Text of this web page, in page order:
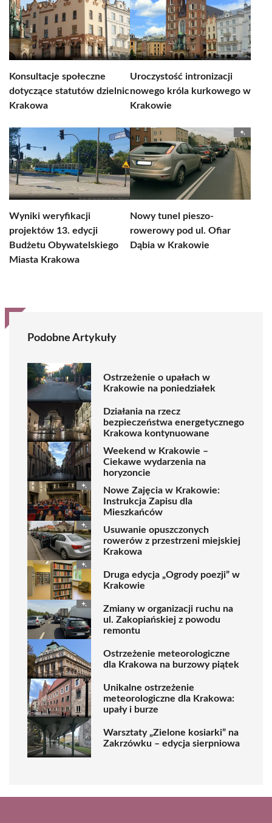
Konsultacje społeczne
dotyczące statutów dzielnic
Krakowa
Uroczystość intronizacji
nowego króla kurkowego w
Krakowie
Wyniki weryfikacji
projektów 13. edycji
Budżetu Obywatelskiego
Miasta Krakowa
Nowy tunel pieszo-
rowerowy pod ul. Ofiar
Dąbia w Krakowie
Podobne Artykuły
Ostrzeżenie o upałach w
Krakowie na poniedziałek
Działania na rzecz
bezpieczeństwa energetycznego
Krakowa kontynuowane
Weekend w Krakowie –
Ciekawe wydarzenia na
horyzoncie
Nowe Zajęcia w Krakowie:
Instrukcja Zapisu dla
Mieszkańców
Usuwanie opuszczonych
rowerów z przestrzeni miejskiej
Krakowa
Druga edycja „Ogrody poezji” w
Krakowie
Zmiany w organizacji ruchu na
ul. Zakopiańskiej z powodu
remontu
Ostrzeżenie meteorologiczne
dla Krakowa na burzowy piątek
Unikalne ostrzeżenie
meteorologiczne dla Krakowa:
upały i burze
Warsztaty „Zielone kosiarki” na
Zakrzówku – edycja sierpniowa